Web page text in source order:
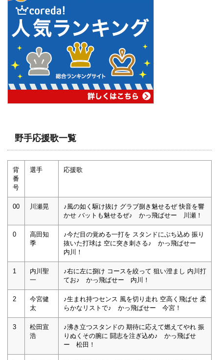
野手応援歌一覧
背
番
号
選手 応援歌
00 川瀬晃
♪風の如く駆け抜け グラブ捌き魅せるぜ 快音を響
かせ バットも魅せるぜ♪ かっ飛ばせー 川瀬！
0
高田知
季
♪今だ目の覚める一打を スタンドにぶち込め 振り
抜いた打球は 空に突き刺さる♪ かっ飛ばせー
内川！
1
内川聖
一
♪右に左に捌け コースを絞って 狙い澄まし 内川打
てお♪ かっ飛ばせー 内川！
2
今宮健
太
♪生まれ持つセンス 風を切り走れ 空高く飛ばせ 柔
らかなリストで♪ かっ飛ばせー 今宮！
3
松田宣
浩
♪沸き立つスタンドの 期待に応えて燃えてやれ 振
りぬくその腕に 闘志を注ぎ込め♪ かっ飛ばせ
ー 松田！